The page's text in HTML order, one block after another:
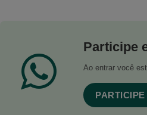
Participe
Ao entrar você